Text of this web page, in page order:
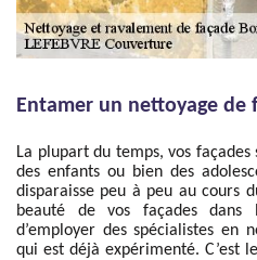
Entamer un nettoyage de
La plupart du temps, vos
des enfants ou bien des
disparaisse peu à peu au cours
beauté de vos façades
d’employer des spécialistes en
qui est déjà expérimenté. C’est